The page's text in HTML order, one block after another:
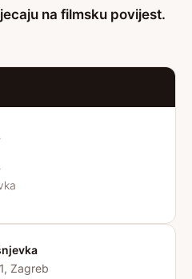
na filmsku povijest.
Zagreb